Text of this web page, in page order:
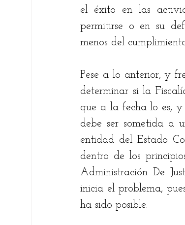
el éxito en las
permitirse o en su
menos del
Pese a lo anterior, y
determinar si la
que a la fecha lo es, y
debe ser sometida a
entidad del Estado
dentro de los
Administración De
inicia el problema,
ha sido posible.